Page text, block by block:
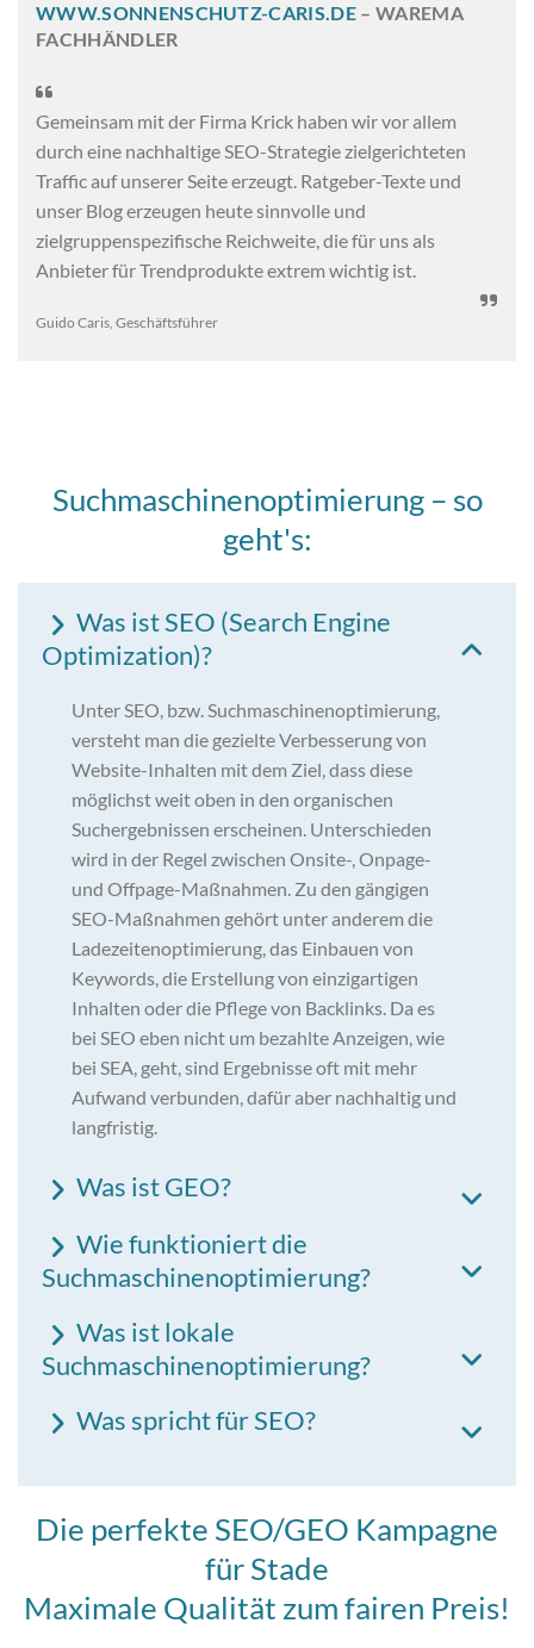
WWW.SONNENSCHUTZ-CARIS.DE – WAREMA
FACHHÄNDLER

Gemeinsam mit der Firma Krick haben wir vor allem
durch eine nachhaltige SEO-Strategie zielgerichteten
Traffic auf unserer Seite erzeugt. Ratgeber-Texte und
unser Blog erzeugen heute sinnvolle und
zielgruppenspezifische Reichweite, die für uns als
Anbieter für Trendprodukte extrem wichtig ist.

Guido Caris, Geschäftsführer
Suchmaschinenoptimierung – so
geht's:
Was ist SEO (Search Engine
Optimization)?
Unter SEO, bzw. Suchmaschinenoptimierung,
versteht man die gezielte Verbesserung von
Website-Inhalten mit dem Ziel, dass diese
möglichst weit oben in den organischen
Suchergebnissen erscheinen. Unterschieden
wird in der Regel zwischen Onsite-, Onpage-
und Offpage-Maßnahmen. Zu den gängigen
SEO-Maßnahmen gehört unter anderem die
Ladezeitenoptimierung, das Einbauen von
Keywords, die Erstellung von einzigartigen
Inhalten oder die Pflege von Backlinks. Da es
bei SEO eben nicht um bezahlte Anzeigen, wie
bei SEA, geht, sind Ergebnisse oft mit mehr
Aufwand verbunden, dafür aber nachhaltig und
langfristig.
Was ist GEO?
Wie funktioniert die
Suchmaschinenoptimierung?
Was ist lokale
Suchmaschinenoptimierung?
Was spricht für SEO?
Die perfekte SEO/GEO Kampagne
für Stade
Maximale Qualität zum fairen Preis!